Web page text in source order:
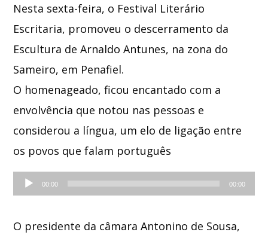
Whatsapp
Nesta sexta-feira, o Festival Literário
Escritaria, promoveu o descerramento da
Escultura de Arnaldo Antunes, na zona do
Sameiro, em Penafiel.
O homenageado, ficou encantado com a
envolvência que notou nas pessoas e
considerou a língua, um elo de ligação entre
os povos que falam português
Reprodutor
áudio
00:00 00:00
O presidente da câmara Antonino de Sousa,